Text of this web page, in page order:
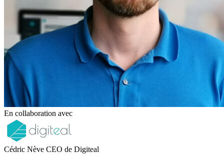
En collaboration avec
Cédric Nève CEO de Digiteal